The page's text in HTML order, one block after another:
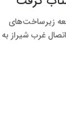
زیرساخت‌های
مترو، روند اتصال غرب شیراز به